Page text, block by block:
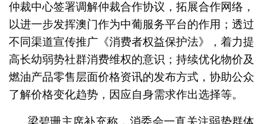
仲裁中心签署调解仲裁合作协议，拓展合作网络，
以进一步发挥澳门作为中葡服务平台的作用；透过
不同渠道宣传推广《消费者权益保护法》，着力提
高长幼弱势社群消费维权的意识；持续优化物价及
燃油产品零售层面价格资讯的发布方式，协助公众
了解价格变化趋势，因应自身需求作出选择等。